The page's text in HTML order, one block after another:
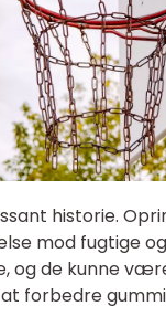
historie.
mod fugtige
og de kunne
forbedre